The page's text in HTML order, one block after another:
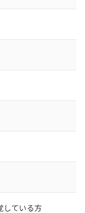
している方